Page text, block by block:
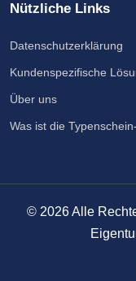
Nützliche Links
Datenschutzerklärung
Kundenspezifische
Über uns
Was ist die
© 2026Alle